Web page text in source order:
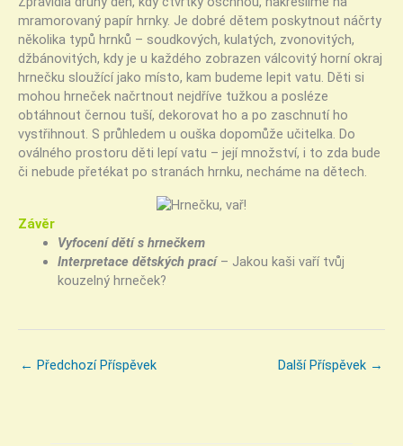
mramorovaný papír hrnky. Je dobré dětem poskytnout náčrty
několika typů hrnků – soudkových, kulatých, zvonovitých,
džbánovitých, kdy je u každého zobrazen válcovitý horní okraj
hrnečku sloužící jako místo, kam budeme lepit vatu. Děti si
mohou hrneček načrtnout nejdříve tužkou a posléze
obtáhnout černou tuší, dekorovat ho a po zaschnutí ho
vystřihnout. S průhledem u ouška dopomůže učitelka. Do
oválného prostoru děti lepí vatu – její množství, i to zda bude
či nebude přetékat po stranách hrnku, necháme na dětech.
Závěr
Vyfocení dětí s hrnečkem
Interpretace dětských prací – Jakou kaši vaří tvůj
kouzelný hrneček?
← Předchozí Příspěvek Další Příspěvek →